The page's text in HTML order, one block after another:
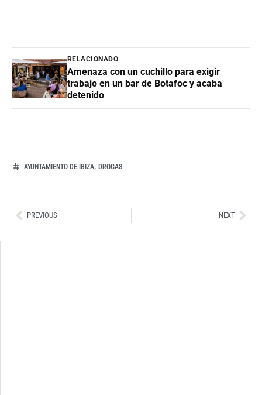
RELACIONADO
Amenaza con un cuchillo para exigir
trabajo en un bar de Botafoc y acaba
detenido
AYUNTAMIENTO DE IBIZA, DROGAS
AntPREVIOUS NEXT